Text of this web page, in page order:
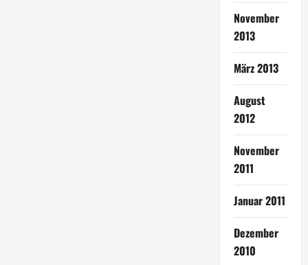
November
2013
März 2013
August
2012
November
2011
Januar 2011
Dezember
2010